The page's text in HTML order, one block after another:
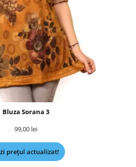
Bluza Sorana 3
99,00 lei
prețul actualizat!